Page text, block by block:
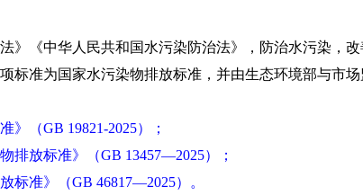
《中华人民共和国水污染防治法》，防治水污染，改
标准为国家水污染物排放标准，并由生态环境部与市场
》（GB 19821-2025）；
排放标准》（GB 13457—2025）；
标准》（GB 46817—2025）。